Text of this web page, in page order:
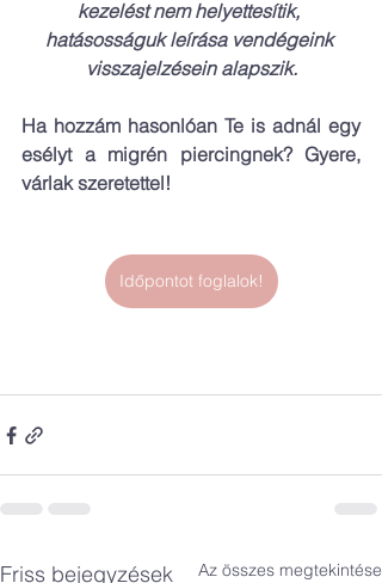
kezelést nem helyettesítik,
hatásosságuk leírása vendégeink
visszajelzésein alapszik.
Ha hozzám hasonlóan Te is adnál egy
esélyt a migrén piercingnek? Gyere,
várlak szeretettel!
Időpontot foglalok!
Friss bejegyzések Az összes megtekintése